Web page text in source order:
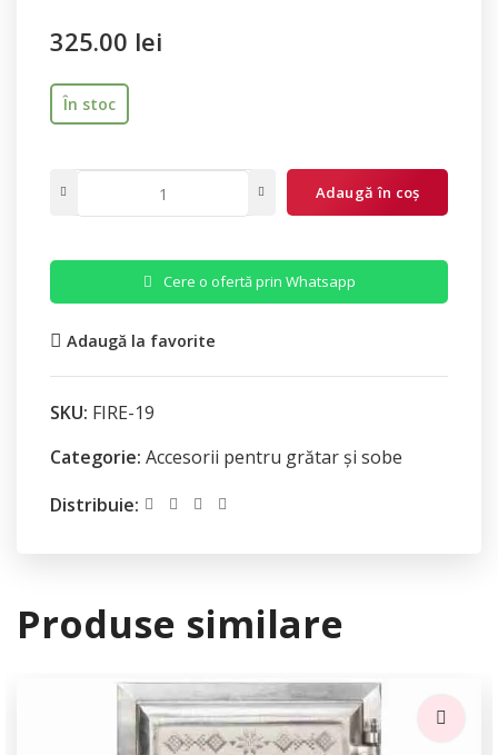
325.00 lei
În stoc
Adaugă în coș
Cere o ofertă prin Whatsapp
Adaugă la favorite
SKU: FIRE-19
Categorie: Accesorii pentru grătar și sobe
Distribuie:
Produse similare